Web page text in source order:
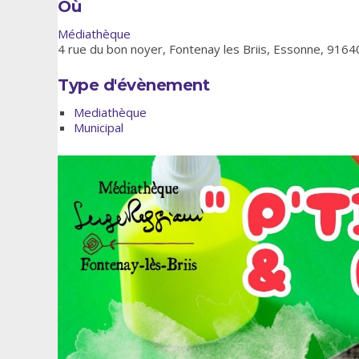
Où
Médiathèque
4 rue du bon noyer, Fontenay les Briis, Essonne,
Type d'évènement
Mediathèque
Municipal